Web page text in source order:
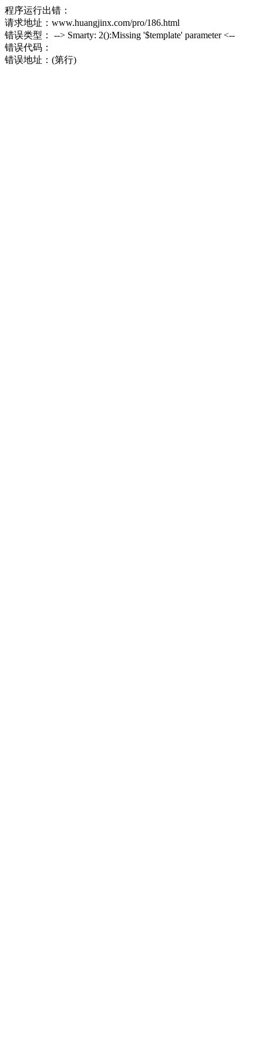
程序运行出错：
请求地址：www.huangjinx.com/pro/186.html
错误类型： --> Smarty: 2():Missing '$template' parameter <--
错误代码：
错误地址：(第行)